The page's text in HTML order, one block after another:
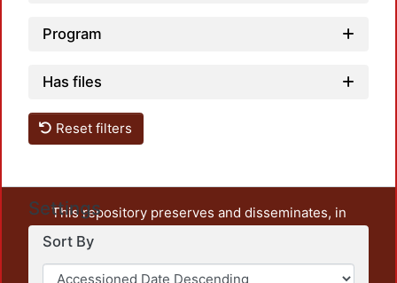
Program
Has files
Reset filters
Settings
Sort By
This repository preserves and disseminates, in
unrestricted open access, the teaching and research
output of UAM Azcapotzalco. It also includes some
administrative and graphic documents from the